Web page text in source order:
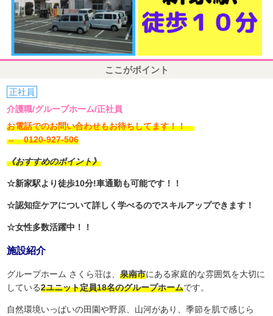
ここがポイント
正社員
介護職/グループホーム/正社員
お電話でのお問い合わせもお待ちしてます！！
→ 0120-927-506
《おすすめのポイント》
☆新家駅より徒歩10分!車通勤も可能です！！
☆認知症ケアについて詳しく学べるのでスキルアップできます！
☆女性多数活躍中！！
施設紹介
グループホーム さくら荘は、泉南市にある家庭的な雰囲気を大切に
している2ユニット定員18名のグループホームです。
自然環境いっぱいの田園や野原、山河があり、季節を肌で感じら